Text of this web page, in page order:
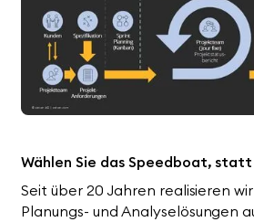
Wählen Sie das Speedboat, statt
Seit über 20 Jahren realisieren
Planungs- und Analyselösungen